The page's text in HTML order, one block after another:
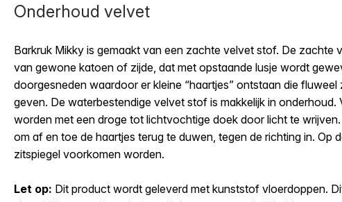
Onderhoud velvet
Barkruk Mikky is gemaakt van een zachte velvet stof. De zachte
van gewone katoen of zijde, dat met opstaande lusje wordt
doorgesneden waardoor er kleine “haartjes” ontstaan die fluweel
geven. De waterbestendige velvet stof is makkelijk in onderhoud.
worden met een droge tot lichtvochtige doek door licht te
om af en toe de haartjes terug te duwen, tegen de richting in. Op
zitspiegel voorkomen worden.
Let op: Dit product wordt geleverd met kunststof vloerdoppen.